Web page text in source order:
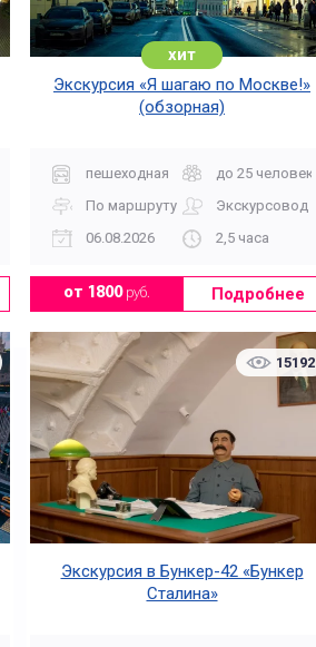
хит
Экскурсия «Я шагаю по Москве!»
(обзорная)
пешеходная
до 25 человек
По маршруту
Экскурсовод
06.08.2026
2,5 часа
от 1800руб. Подробнее
15192
Экскурсия в Бункер-42 «Бункер
Сталина»